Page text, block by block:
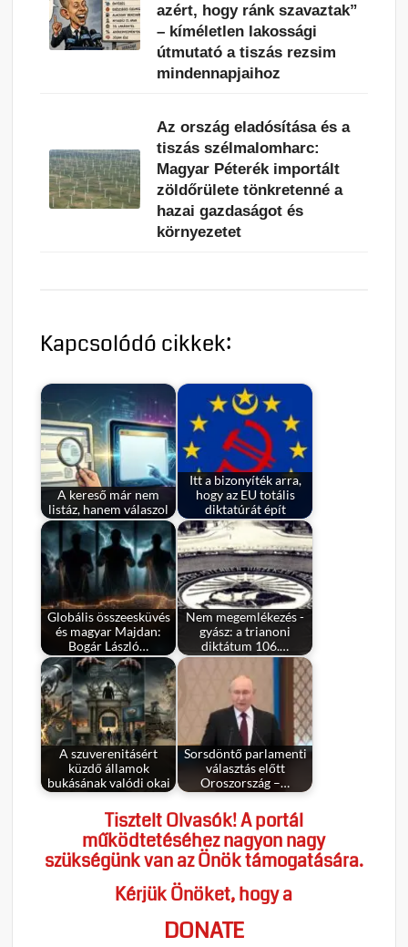
azért, hogy ránk szavaztak”
– kíméletlen lakossági
útmutató a tiszás rezsim
mindennapjaihoz
Az ország eladósítása és a
tiszás szélmalomharc:
Magyar Péterék importált
zöldőrülete tönkretenné a
hazai gazdaságot és
környezetet
Kapcsolódó cikkek:
A kereső már nem
listáz, hanem válaszol
Itt a bizonyíték arra,
hogy az EU totális
diktatúrát épít
Globális összeesküvés
és magyar Majdan:
Bogár László…
Nem megemlékezés -
gyász: a trianoni
diktátum 106.…
A szuverenitásért
küzdő államok
bukásának valódi okai
Sorsdöntő parlamenti
választás előtt
Oroszország –…
Tisztelt Olvasók! A portál
működtetéséhez nagyon nagy
szükségünk van az Önök támogatására.
Kérjük Önöket, hogy a
DONATE